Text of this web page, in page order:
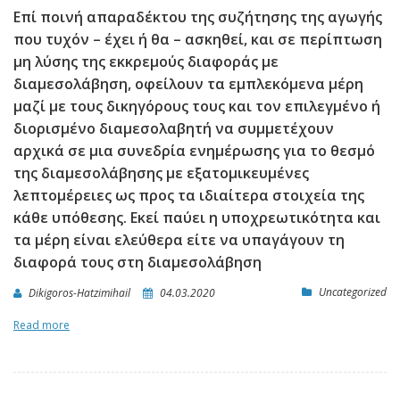
Επί ποινή απαραδέκτου της συζήτησης της αγωγής
που τυχόν – έχει ή θα – ασκηθεί, και σε περίπτωση
μη λύσης της εκκρεμούς διαφοράς με
διαμεσολάβηση, οφείλουν τα εμπλεκόμενα μέρη
μαζί με τους δικηγόρους τους και τον επιλεγμένο ή
διορισμένο διαμεσολαβητή να συμμετέχουν
αρχικά σε μια συνεδρία ενημέρωσης για το θεσμό
της διαμεσολάβησης με εξατομικευμένες
λεπτομέρειες ως προς τα ιδιαίτερα στοιχεία της
κάθε υπόθεσης. Εκεί παύει η υποχρεωτικότητα και
τα μέρη είναι ελεύθερα είτε να υπαγάγουν τη
διαφορά τους στη διαμεσολάβηση
Dikigoros-Hatzimihail 04.03.2020 Uncategorized
Read more